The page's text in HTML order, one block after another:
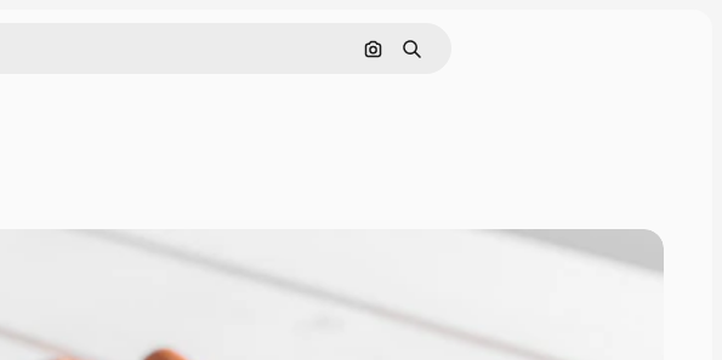
Cerca per immagine
Ricerca